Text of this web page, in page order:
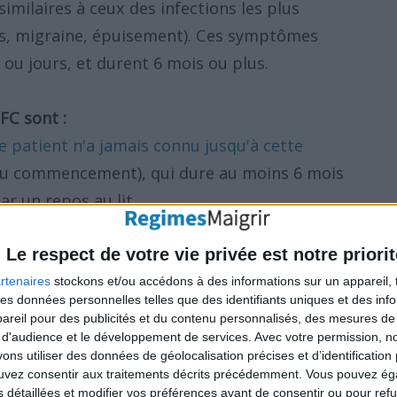
Le respect de votre vie privée est notre
stockons et/ou accédons à des informations sur un appareil,
données personnelles telles que des identifiants uniques et des
pour des publicités et du contenu personnalisés, des mesures
et le développement de services. Avec votre permission,
utiliser des données de géolocalisation précises et
consentir aux traitements décrits précédemment. Vous pouvez
détaillées et modifier vos préférences avant de consentir ou pour
à ceux des infections les plus
migraine, épuisement). Ces symptômes
jours, et durent 6 mois ou plus.
sont :
patient n'a jamais connu jusqu'à cette
commencement), qui dure au moins 6 mois
un repos au lit,
pour restreindre l'activité (épuisement
de la moitié de l'effort comparé à
de fatigue chronique sont :
heures après une quantité d'effort